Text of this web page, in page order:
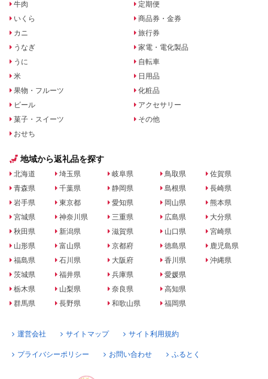
牛肉
いくら
カニ
うなぎ
うに
米
果物・フルーツ
ビール
菓子・スイーツ
おせち
定期便
商品券・金券
旅行券
家電・電化製品
自転車
日用品
化粧品
アクセサリー
その他
地域から返礼品を探す
北海道
青森県
岩手県
宮城県
秋田県
山形県
福島県
茨城県
栃木県
群馬県
埼玉県
千葉県
東京都
神奈川県
新潟県
富山県
石川県
福井県
山梨県
長野県
岐阜県
静岡県
愛知県
三重県
滋賀県
京都府
大阪府
兵庫県
奈良県
和歌山県
鳥取県
島根県
岡山県
広島県
山口県
徳島県
香川県
愛媛県
高知県
福岡県
佐賀県
長崎県
熊本県
大分県
宮崎県
鹿児島県
沖縄県
運営会社 サイトマップ サイト利用規約
プライバシーポリシー お問い合わせ ふるとく